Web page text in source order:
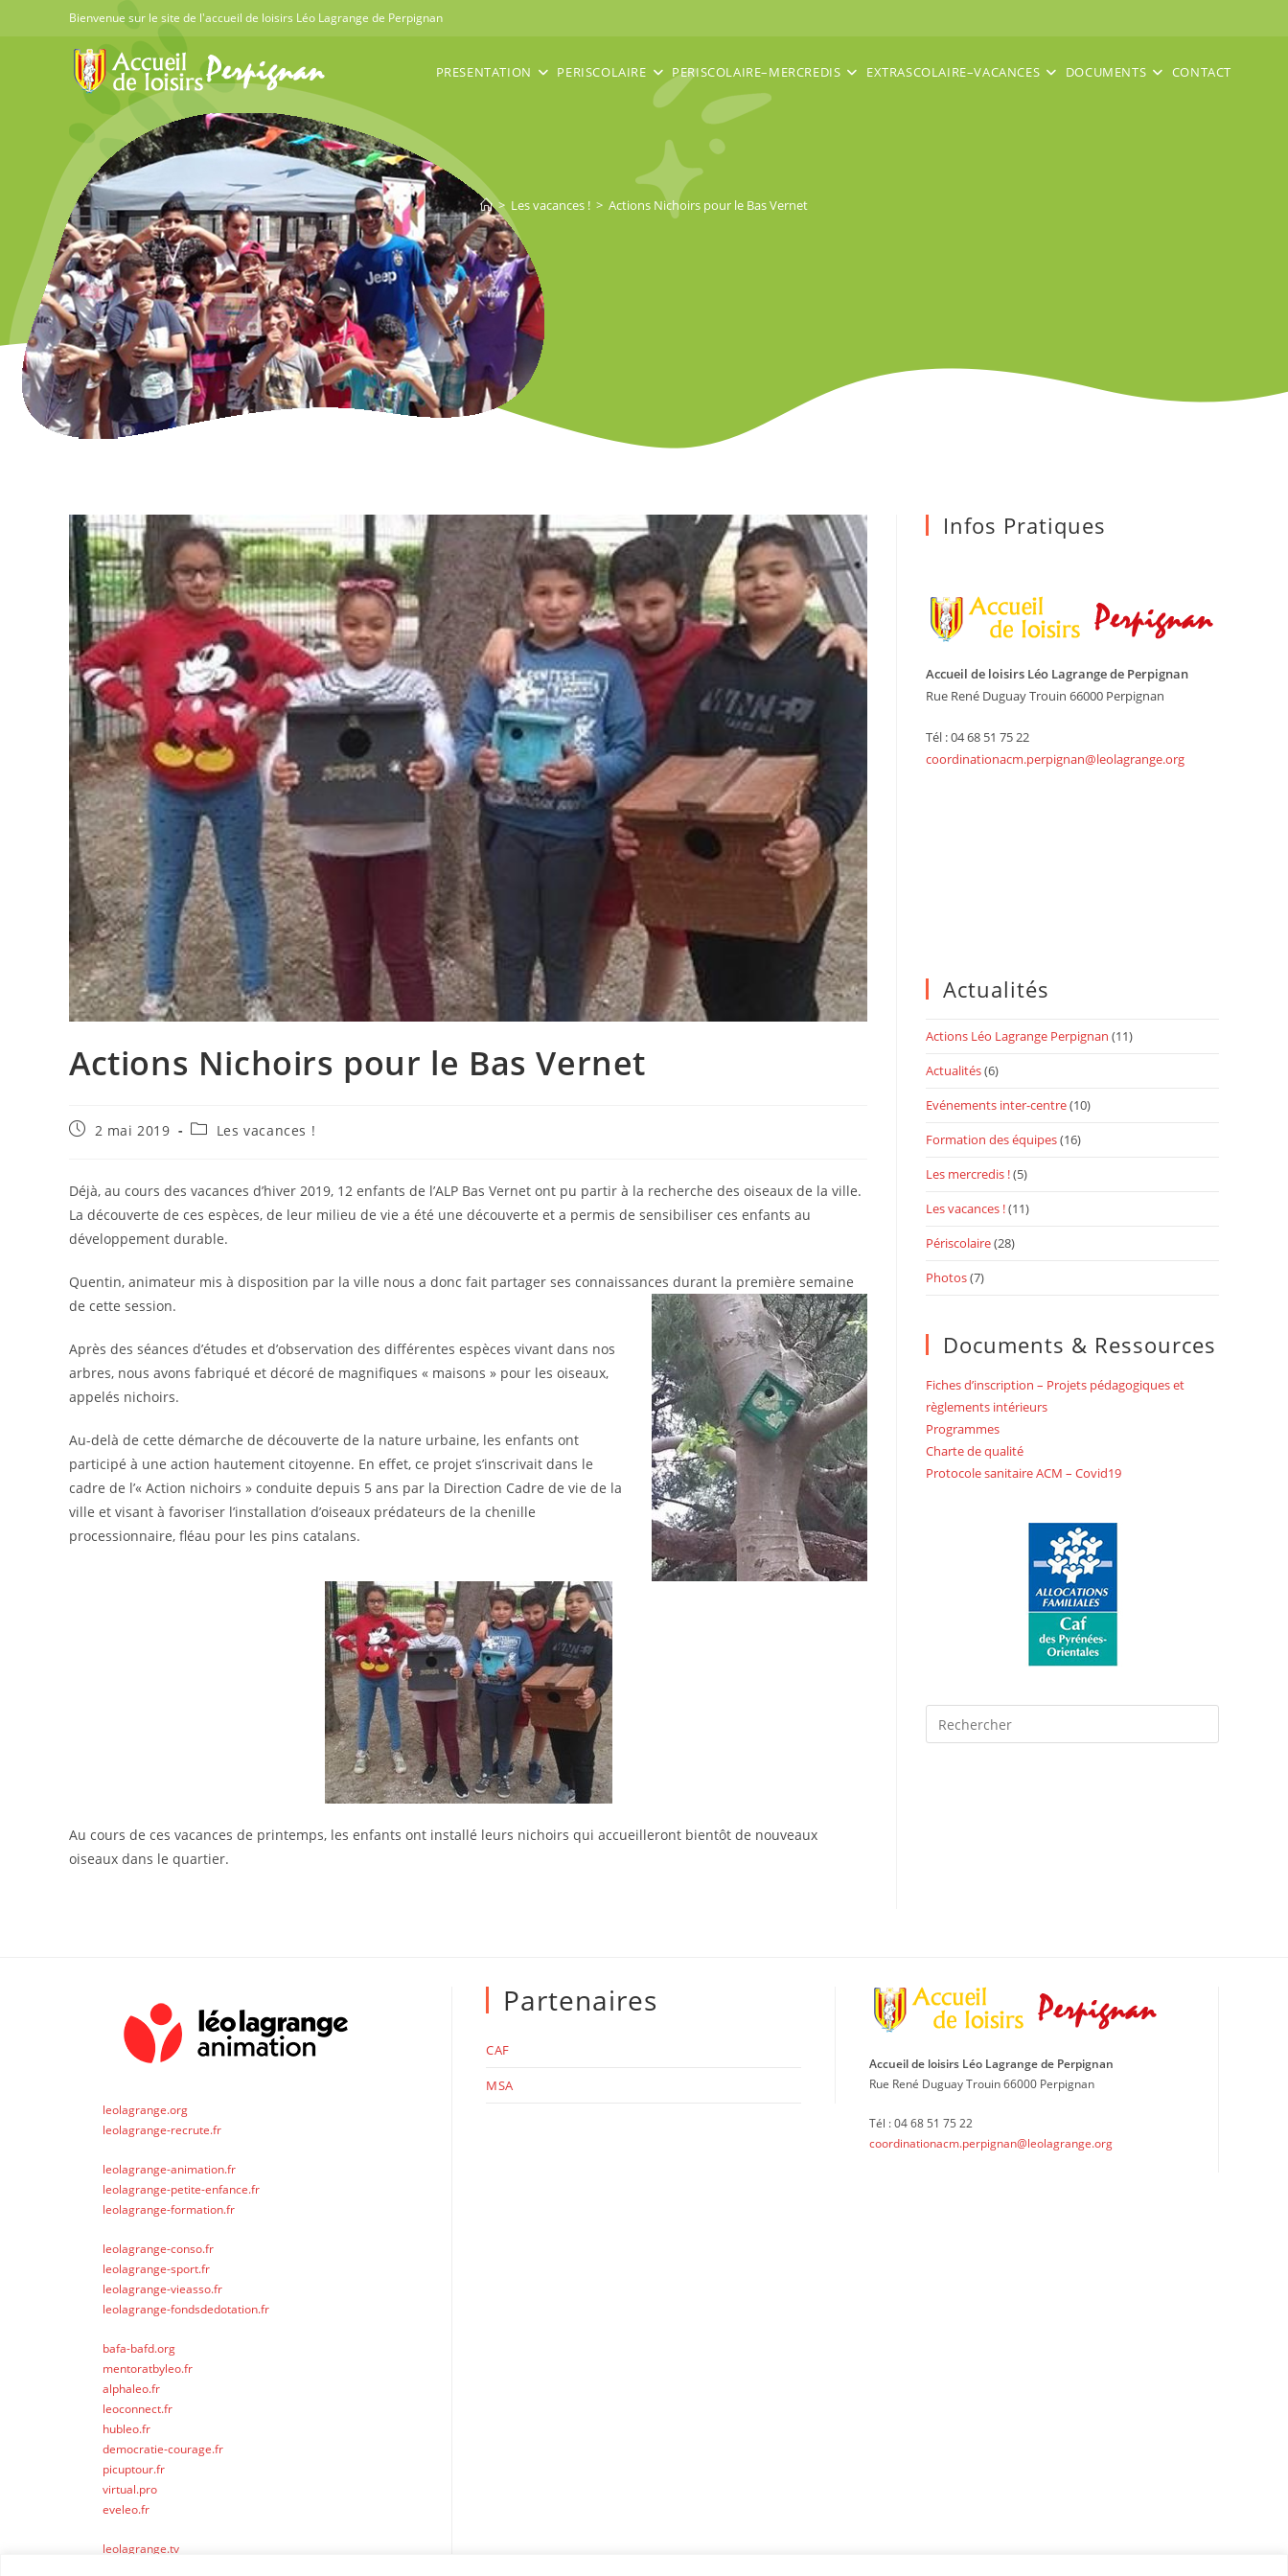
Bienvenue sur le site de l'accueil de loisirs Léo Lagrange de Perpignan
PRESENTATION PERISCOLAIRE PERISCOLAIRE–MERCREDIS EXTRASCOLAIRE–VACANCES DOCUMENTS CONTACT
> Les vacances ! > Actions Nichoirs pour le Bas Vernet
Actions Nichoirs pour le Bas Vernet
Publication
2 mai 2019
PostLes vacances !
Déjà, au cours des vacances d’hiver 2019, 12 enfants de l’ALP Bas Vernet ont pu partir à la recherche des oiseaux de la ville.
La découverte de ces espèces, de leur milieu de vie a été une découverte et a permis de sensibiliser ces enfants au
développement durable.
Quentin, animateur mis à disposition par la ville nous a donc fait partager ses connaissances durant la première semaine
de cette session.
Après des séances d’études et d’observation des différentes espèces vivant dans nos
arbres, nous avons fabriqué et décoré de magnifiques « maisons » pour les oiseaux,
appelés nichoirs.
Au-delà de cette démarche de découverte de la nature urbaine, les enfants ont
participé à une action hautement citoyenne. En effet, ce projet s’inscrivait dans le
cadre de l’« Action nichoirs » conduite depuis 5 ans par la Direction Cadre de vie de la
ville et visant à favoriser l’installation d’oiseaux prédateurs de la chenille
processionnaire, fléau pour les pins catalans.
Au cours de ces vacances de printemps, les enfants ont installé leurs nichoirs qui accueilleront bientôt de nouveaux
oiseaux dans le quartier.
Infos Pratiques
Accueil de loisirs Léo Lagrange de Perpignan
Rue René Duguay Trouin 66000 Perpignan
Tél : 04 68 51 75 22
coordinationacm.perpignan@leolagrange.org
Actualités
Actions Léo Lagrange Perpignan (11)
Actualités(6)
Evénements inter-centre(10)
Formation des équipes(16)
Les mercredis !(5)
Les vacances !(11)
Périscolaire(28)
Photos(7)
Documents & Ressources
Fiches d’inscription – Projets pédagogiques et
règlements intérieurs
Programmes
Charte de qualité
Protocole sanitaire ACM – Covid19
Escape
leolagrange.org
leolagrange-recrute.fr
leolagrange-animation.fr
leolagrange-petite-enfance.fr
leolagrange-formation.fr
leolagrange-conso.fr
leolagrange-sport.fr
leolagrange-vieasso.fr
leolagrange-fondsdedotation.fr
bafa-bafd.org
mentoratbyleo.fr
alphaleo.fr
leoconnect.fr
hubleo.fr
democratie-courage.fr
picuptour.fr
virtual.pro
eveleo.fr
leolagrange.tv
Partenaires
CAF
MSA
Accueil de loisirs Léo Lagrange de Perpignan
Rue René Duguay Trouin 66000 Perpignan
Tél : 04 68 51 75 22
coordinationacm.perpignan@leolagrange.org